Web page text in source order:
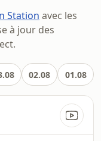
Station avec les
à jour des
02.08 01.08